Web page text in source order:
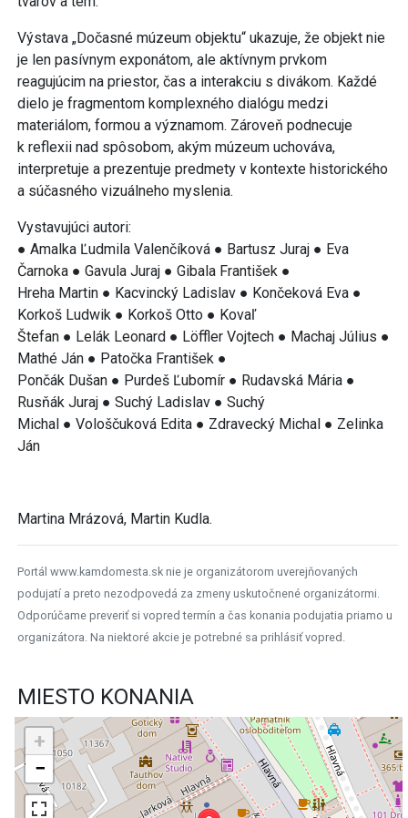
Výstava „Dočasné múzeum objektu“ ukazuje, že objekt nie
je len pasívnym exponátom, ale aktívnym prvkom
reagujúcim na priestor, čas a interakciu s divákom. Každé
dielo je fragmentom komplexného dialógu medzi
materiálom, formou a významom. Zároveň podnecuje
k reflexii nad spôsobom, akým múzeum uchováva,
interpretuje a prezentuje predmety v kontexte historického
a súčasného vizuálneho myslenia.
Vystavujúci autori:
● Amalka Ľudmila Valenčíková ● Bartusz Juraj ● Eva
Čarnoka ● Gavula Juraj ● Gibala František ●
Hreha Martin ● Kacvincký Ladislav ● Končeková Eva ●
Korkoš Ludwik ● Korkoš Otto ● Kovaľ
Štefan ● Lelák Leonard ● Löffler Vojtech ● Machaj Július ●
Mathé Ján ● Patočka František ●
Pončák Dušan ● Purdeš Ľubomír ● Rudavská Mária ●
Rusňák Juraj ● Suchý Ladislav ● Suchý
Michal ● Vološčuková Edita ● Zdravecký Michal ● Zelinka
Ján
Martina Mrázová, Martin Kudla.
Portál www.kamdomesta.sk nie je organizátorom uverejňovaných
podujatí a preto nezodpovedá za zmeny uskutočnené organizátormi.
Odporúčame preveriť si vopred termín a čas konania podujatia priamo u
organizátora. Na niektoré akcie je potrebné sa prihlásiť vopred.
MIESTO KONANIA
+
−